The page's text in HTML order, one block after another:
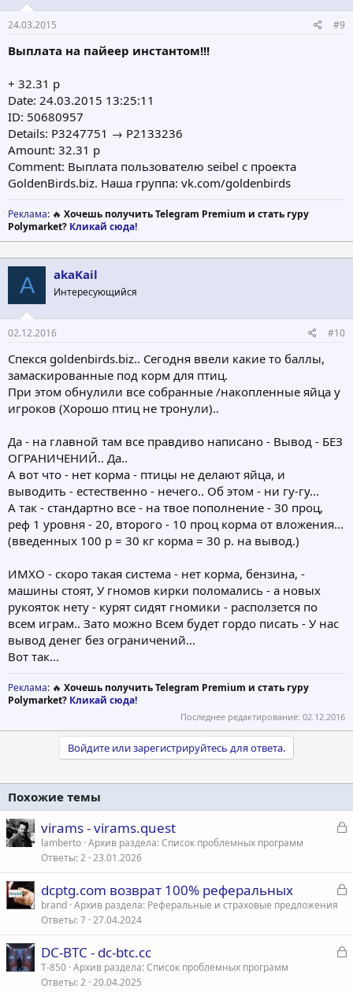
24.03.2015 #9
Выплата на пайеер инстантом!!!
+ 32.31 p
Date: 24.03.2015 13:25:11
ID: 50680957
Details: P3247751 → P2133236
Amount: 32.31 p
Comment: Выплата пользователю seibel с проекта
GoldenBirds.biz. Наша группа: vk.com/goldenbirds
Реклама: 🔥 Хочешь получить Telegram Premium и стать гуру
Polymarket? Кликай сюда!
A akaKail
Интересующийся
02.12.2016 #10
Спекся goldenbirds.biz.. Сегодня ввели какие то баллы,
замаскированные под корм для птиц.
При этом обнулили все собранные /накопленные яйца у
игроков (Хорошо птиц не тронули)..
Да - на главной там все правдиво написано - Вывод - БЕЗ
ОГРАНИЧЕНИЙ.. Да..
А вот что - нет корма - птицы не делают яйца, и
выводить - естественно - нечего.. Об этом - ни гу-гу...
А так - стандартно все - на твое пополнение - 30 проц,
реф 1 уровня - 20, второго - 10 проц корма от вложения...
(введенных 100 р = 30 кг корма = 30 р. на вывод.)
ИМХО - скоро такая система - нет корма, бензина, -
машины стоят, У гномов кирки поломались - а новых
рукояток нету - курят сидят гномики - расползется по
всем играм.. Зато можно Всем будет гордо писать - У нас
вывод денег без ограничений...
Вот так...
Реклама: 🔥 Хочешь получить Telegram Premium и стать гуру
Polymarket? Кликай сюда!
Последнее редактирование: 02.12.2016
Войдите или зарегистрируйтесь для ответа.
Похожие темы
З
virams - virams.quest
lamberto Архив раздела: Список проблемных программ
Ответы 2 23.01.2026
З
dcptg.com возврат 100% реферальных
brand Архив раздела: Реферальные и страховые предложения
Ответы 7 27.04.2024
З
DC-BTC - dc-btc.cc
T-850 Архив раздела: Список проблемных программ
Ответы 2 20.04.2025